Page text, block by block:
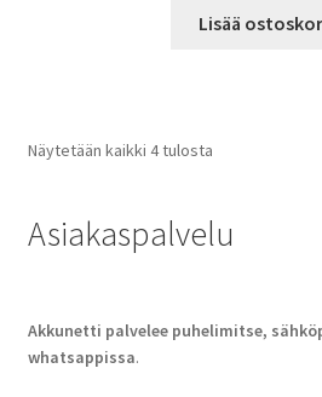
Lisää
Näytetään kaikki 4 tulosta
Asiakaspalvelu
Akkunetti palvelee puhelimitse,
whatsappissa.